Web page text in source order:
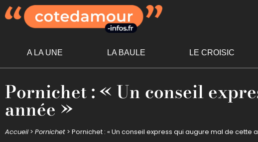
A LA UNE LA BAULE LE CROISIC
Pornichet : « Un conseil
année »
Accueil> Pornichet > Pornichet : « Un conseil express qui augure mal de cette